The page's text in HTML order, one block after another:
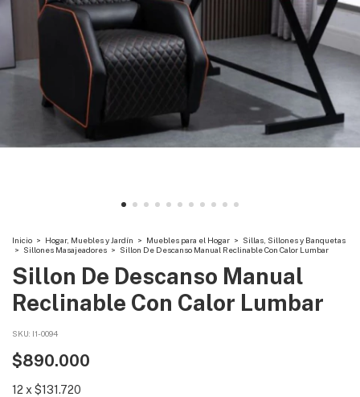
Inicio > Hogar, Muebles y Jardín > Muebles para el Hogar > Sillas, Sillones y Banquetas
> Sillones Masajeadores > Sillon De Descanso Manual Reclinable Con Calor Lumbar
Sillon De Descanso Manual
Reclinable Con Calor Lumbar
SKU: I1-0094
$890.000
12 x $131.720